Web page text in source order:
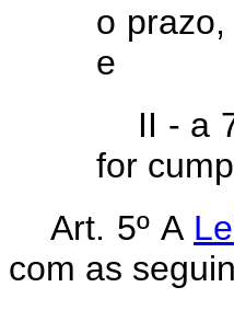
o
e
II - a
for
Art. 5º A
com as